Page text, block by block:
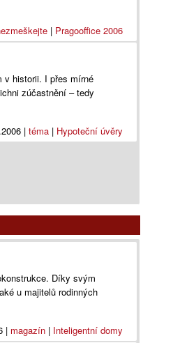
| Pragooffice 2006
v historii. I přes mírné
zúčastnění – tedy
| téma| Hypoteční úvěry
Díky svým
u majitelů rodinných
| magazín| Inteligentní domy